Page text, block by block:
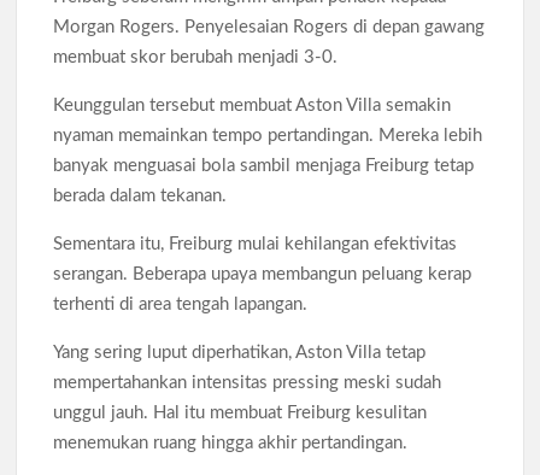
Morgan Rogers. Penyelesaian Rogers di depan gawang
membuat skor berubah menjadi 3-0.
Keunggulan tersebut membuat Aston Villa semakin
nyaman memainkan tempo pertandingan. Mereka lebih
banyak menguasai bola sambil menjaga Freiburg tetap
berada dalam tekanan.
Sementara itu, Freiburg mulai kehilangan efektivitas
serangan. Beberapa upaya membangun peluang kerap
terhenti di area tengah lapangan.
Yang sering luput diperhatikan, Aston Villa tetap
mempertahankan intensitas pressing meski sudah
unggul jauh. Hal itu membuat Freiburg kesulitan
menemukan ruang hingga akhir pertandingan.